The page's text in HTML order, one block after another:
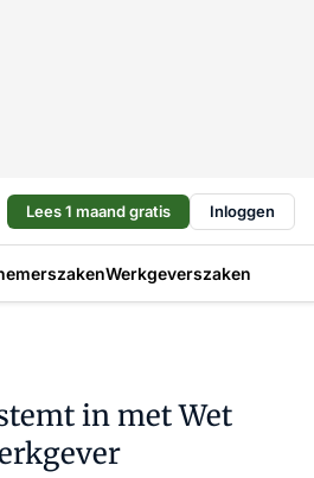
Lees 1 maand gratis Inloggen
Werkgeverszaken
in met Wet